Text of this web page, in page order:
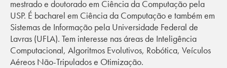
mestrado e doutorado em Ciência da Computação pela
USP. É bacharel em Ciência da Computação e também em
Sistemas de Informação pela Universidade Federal de
Lavras (UFLA). Tem interesse nas áreas de Inteligência
Computacional, Algoritmos Evolutivos, Robótica, Veículos
Aéreos Não-Tripulados e Otimização.